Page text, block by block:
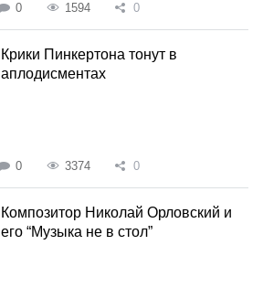
0 1594 0
Крики Пинкертона тонут в
аплодисментах
0 3374 0
Композитор Николай Орловский и
его “Музыка не в стол”